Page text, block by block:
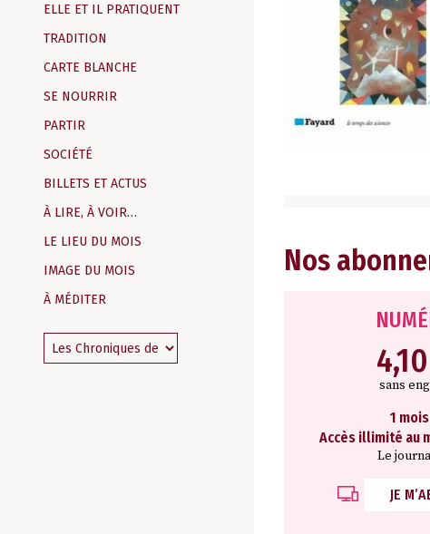
ELLE ET IL PRATIQUENT
TRADITION
CARTE BLANCHE
SE NOURRIR
PARTIR
SOCIÉTÉ
BILLETS ET ACTUS
À LIRE, À VOIR…
LE LIEU DU MOIS
IMAGE DU MOIS
À MÉDITER
Nos
sans
1
Accès illimité au
Le
JE